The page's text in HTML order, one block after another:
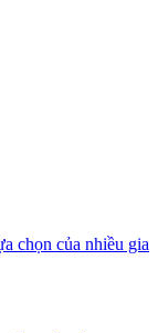
chọn của nhiều gia